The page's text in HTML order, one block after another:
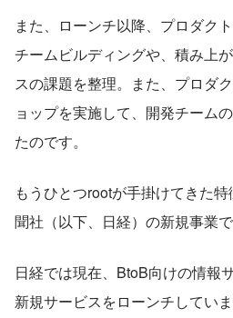
また、ローンチ以降、プロダク
チームビルディングや、積み上
スの課題を整理。また、プロダ
ョップを実施して、開発チーム
たのです。
もうひとつrootが手掛けてきた
聞社（以下、日経）の新規事業で
日経では現在、BtoB向けの情報
新規サービスをローンチしてい